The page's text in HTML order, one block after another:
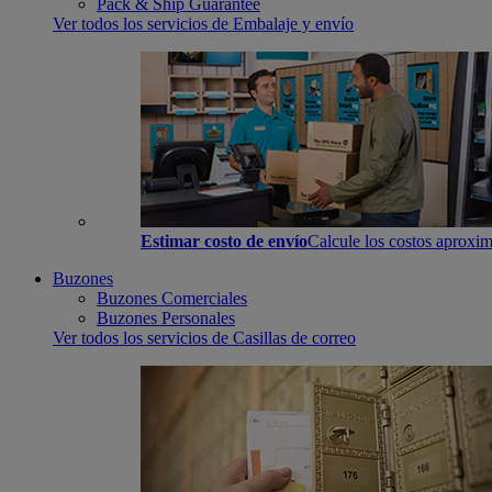
Pack & Ship Guarantee
Ver todos los servicios de Embalaje y envío
Estimar costo de envíoCalcule los costos
Buzones
Buzones Comerciales
Buzones Personales
Ver todos los servicios de Casillas de correo